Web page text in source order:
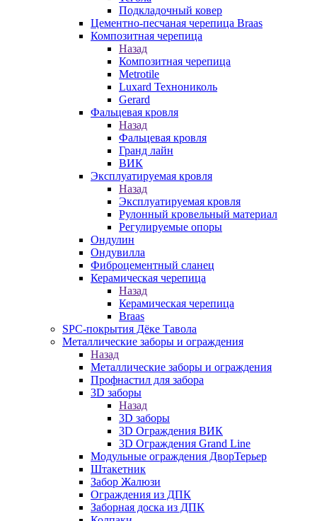
Подкладочный ковер
Цементно-песчаная черепица Braas
Композитная черепица
Назад
Композитная черепица
Metrotile
Luxard Технониколь
Gerard
Фальцевая кровля
Назад
Фальцевая кровля
Гранд лайн
ВИК
Эксплуатируемая кровля
Назад
Эксплуатируемая кровля
Рулонный кровельный материал
Регулируемые опоры
Ондулин
Ондувилла
Фиброцементный сланец
Керамическая черепица
Назад
Керамическая черепица
Braas
SPC-покрытия Дёке Тавола
Металлические заборы и ограждения
Назад
Металлические заборы и ограждения
Профнастил для забора
3D заборы
Назад
3D заборы
3D Ограждения ВИК
3D Ограждения Grand Line
Модульные ограждения ДворТерьер
Штакетник
Забор Жалюзи
Ограждения из ДПК
Заборная доска из ДПК